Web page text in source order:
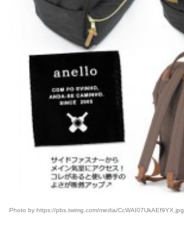
Photo by https://pbs.twimg.com/media/CcWAI07UkAEf9YX.jpg